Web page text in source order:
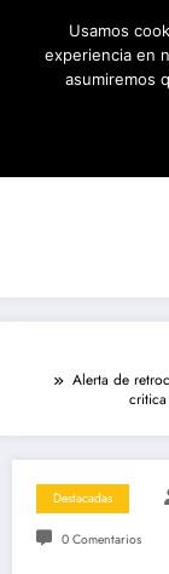
contenido
Alerta de
Destacadas
0 Comentarios
Usamos
experiencia en
asumiremos